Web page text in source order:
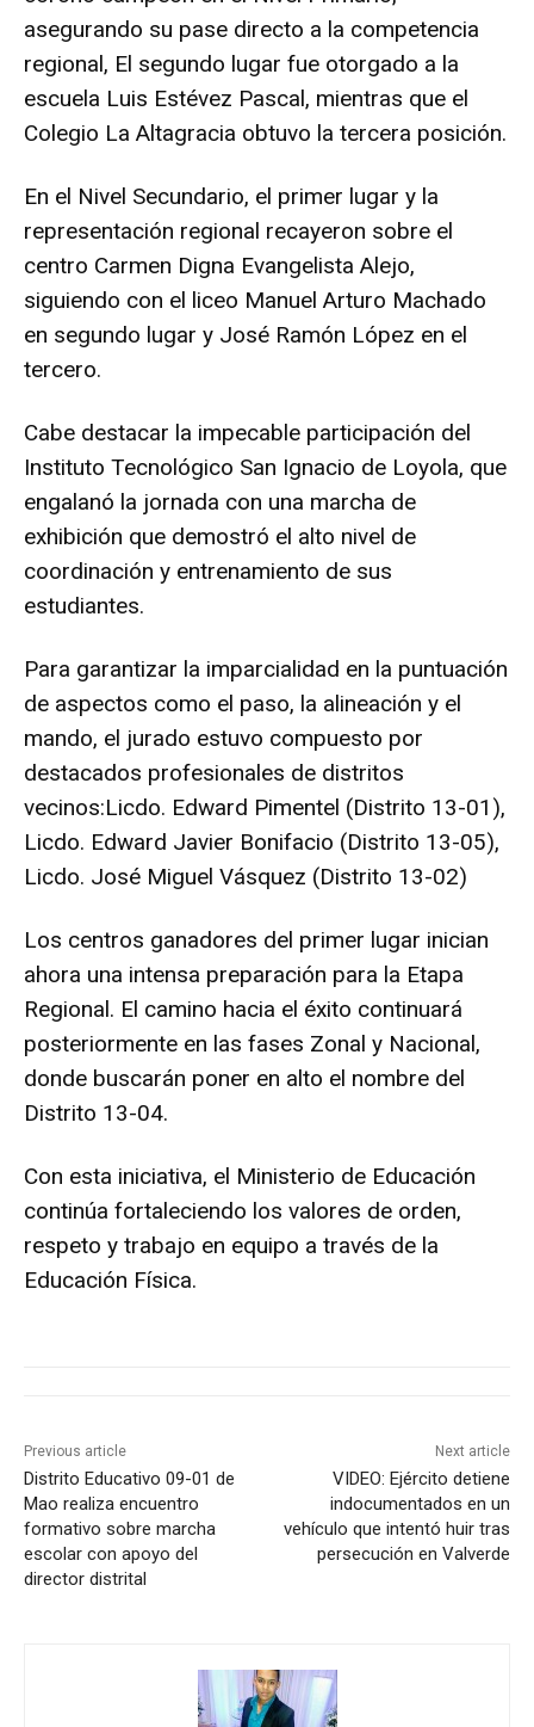
asegurando su pase directo a la competencia
regional, El segundo lugar fue otorgado a la
escuela Luis Estévez Pascal, mientras que el
Colegio La Altagracia obtuvo la tercera posición.
En el Nivel Secundario, el primer lugar y la
representación regional recayeron sobre el
centro Carmen Digna Evangelista Alejo,
siguiendo con el liceo Manuel Arturo Machado
en segundo lugar y José Ramón López en el
tercero.
Cabe destacar la impecable participación del
Instituto Tecnológico San Ignacio de Loyola, que
engalanó la jornada con una marcha de
exhibición que demostró el alto nivel de
coordinación y entrenamiento de sus
estudiantes.
Para garantizar la imparcialidad en la puntuación
de aspectos como el paso, la alineación y el
mando, el jurado estuvo compuesto por
destacados profesionales de distritos
vecinos:Licdo. Edward Pimentel (Distrito 13-01),
Licdo. Edward Javier Bonifacio (Distrito 13-05),
Licdo. José Miguel Vásquez (Distrito 13-02)
Los centros ganadores del primer lugar inician
ahora una intensa preparación para la Etapa
Regional. El camino hacia el éxito continuará
posteriormente en las fases Zonal y Nacional,
donde buscarán poner en alto el nombre del
Distrito 13-04.
Con esta iniciativa, el Ministerio de Educación
continúa fortaleciendo los valores de orden,
respeto y trabajo en equipo a través de la
Educación Física.
Previous article
Distrito Educativo 09-01 de
Mao realiza encuentro
formativo sobre marcha
escolar con apoyo del
director distrital
Next article
VIDEO: Ejército detiene
indocumentados en un
vehículo que intentó huir tras
persecución en Valverde